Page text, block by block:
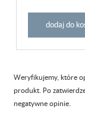
dodaj do
Weryfikujemy, które
produkt. Po
negatywne opinie.